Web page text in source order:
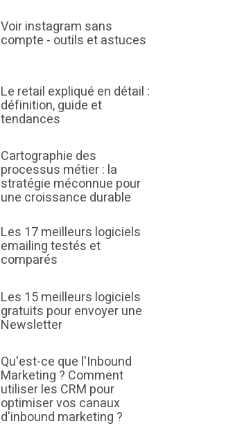
Voir instagram sans
compte - outils et astuces
Le retail expliqué en détail :
définition, guide et
tendances
Cartographie des
processus métier : la
stratégie méconnue pour
une croissance durable
Les 17 meilleurs logiciels
emailing testés et
comparés
Les 15 meilleurs logiciels
gratuits pour envoyer une
Newsletter
Qu'est-ce que l'Inbound
Marketing ? Comment
utiliser les CRM pour
optimiser vos canaux
d'inbound marketing ?